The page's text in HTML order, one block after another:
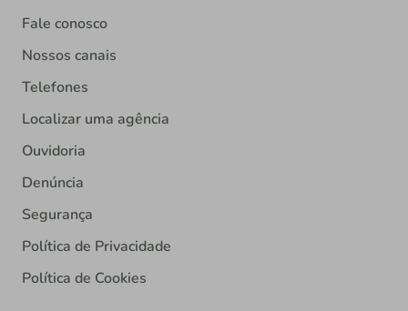
Fale conosco
Nossos canais
Telefones
Localizar uma agência
Ouvidoria
Denúncia
Segurança
Política de Privacidade
Política de Cookies